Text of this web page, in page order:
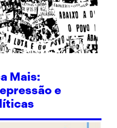
Mais:
e